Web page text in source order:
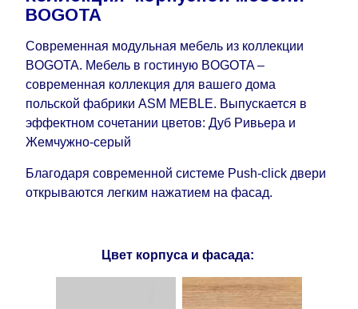
BOGOTA
Современная модульная мебель из коллекции
BOGOTA. Мебель в гостиную BOGOTA –
современная коллекция для вашего дома
польской фабрики ASM MEBLE. Выпускается в
эффектном сочетании цветов: Дуб Ривьера и
Жемчужно-серый
Благодаря современной системе Push-click двери
открываются легким нажатием на фасад.
Цвет корпуса и фасада: